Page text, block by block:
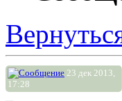
23 дек 2013,
17:28